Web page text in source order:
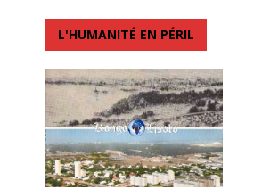
L'HUMANITÉ EN PÉRIL